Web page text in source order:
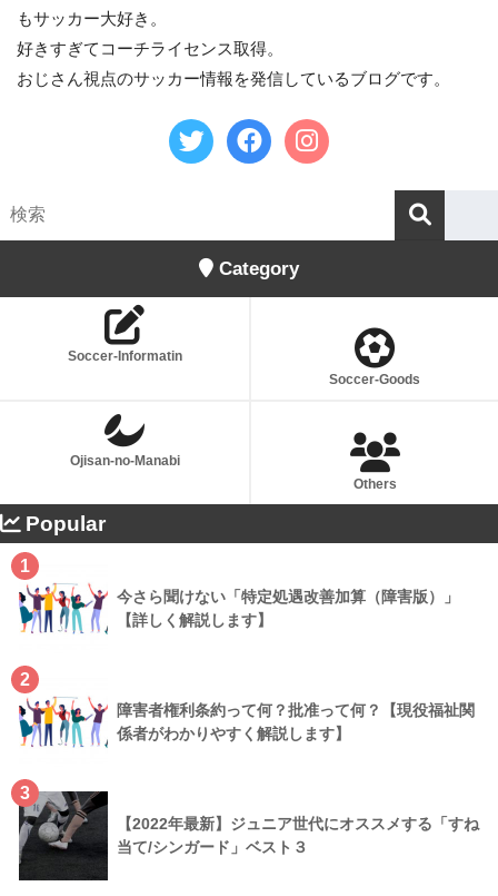
もサッカー大好き。
好きすぎてコーチライセンス取得。
おじさん視点のサッカー情報を発信しているブログです。
Category
Soccer-Informatin
Soccer-Goods
Ojisan-no-Manabi
Others
Popular
1
今さら聞けない「特定処遇改善加算（障害版）」
【詳しく解説します】
2
障害者権利条約って何？批准って何？【現役福祉関
係者がわかりやすく解説します】
3
【2022年最新】ジュニア世代にオススメする「すね
当て/シンガード」ベスト３